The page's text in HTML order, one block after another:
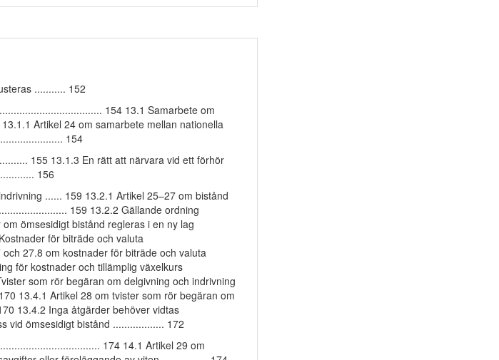
........... 152
154 13.1 Samarbete om
Artikel 24 om samarbete mellan nationella
154
155 13.1.3 En rätt att närvara vid ett förhör
156
...... 159 13.2.1 Artikel 25–27 om bistånd
159 13.2.2 Gällande ordning
ömsesidigt bistånd regleras i en ny lag
för biträde och valuta
27.8 om kostnader för biträde och valuta
för kostnader och tillämplig växelkurs
som rör begäran om delgivning och indrivning
13.4.1 Artikel 28 om tvister som rör begäran om
13.4.2 Inga åtgärder behöver vidtas
vid ömsesidigt bistånd .................. 172
174 14.1 Artikel 29 om